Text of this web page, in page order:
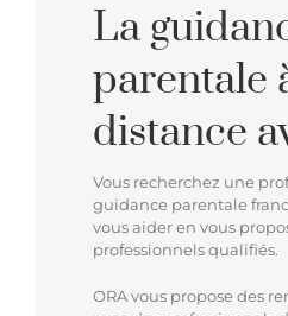
La
parentale
distance
Vous recherchez une
guidance parentale
vous aider en vous
professionnels qualifiés.
ORA vous propose des